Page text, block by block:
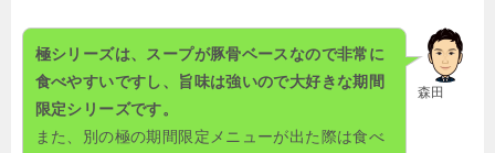
森田
極シリーズは、スープが豚骨ベースなので非常に
食べやすいですし、旨味は強いので大好きな期間
限定シリーズです。
また、別の極の期間限定メニューが出た際は食べ